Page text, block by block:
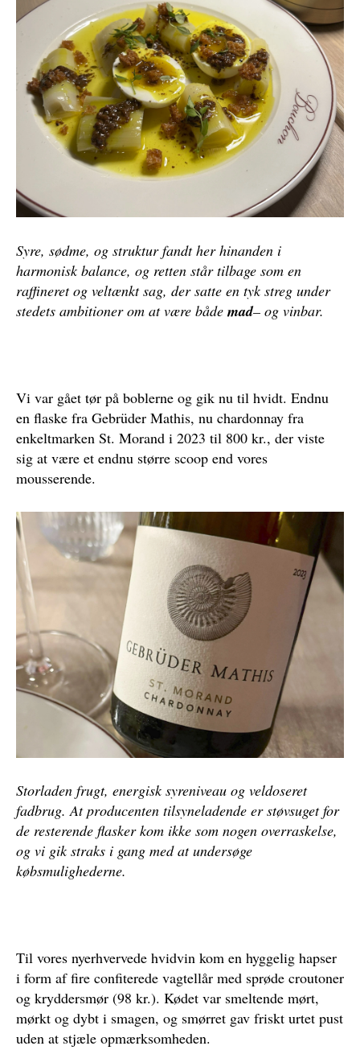
Syre, sødme, og struktur fandt her hinanden i
harmonisk balance, og retten står tilbage som en
raffineret og veltænkt sag, der satte en tyk streg under
stedets ambitioner om at være både mad– og vinbar.
Vi var gået tør på boblerne og gik nu til hvidt. Endnu
en flaske fra Gebrüder Mathis, nu chardonnay fra
enkeltmarken St. Morand i 2023 til 800 kr., der viste
sig at være et endnu større scoop end vores
mousserende.
Storladen frugt, energisk syreniveau og veldoseret
fadbrug. At producenten tilsyneladende er støvsuget for
de resterende flasker kom ikke som nogen overraskelse,
og vi gik straks i gang med at undersøge
købsmulighederne.
Til vores nyerhvervede hvidvin kom en hyggelig hapser
i form af fire confiterede vagtellår med sprøde croutoner
og kryddersmør (98 kr.). Kødet var smeltende mørt,
mørkt og dybt i smagen, og smørret gav friskt urtet pust
uden at stjæle opmærksomheden.